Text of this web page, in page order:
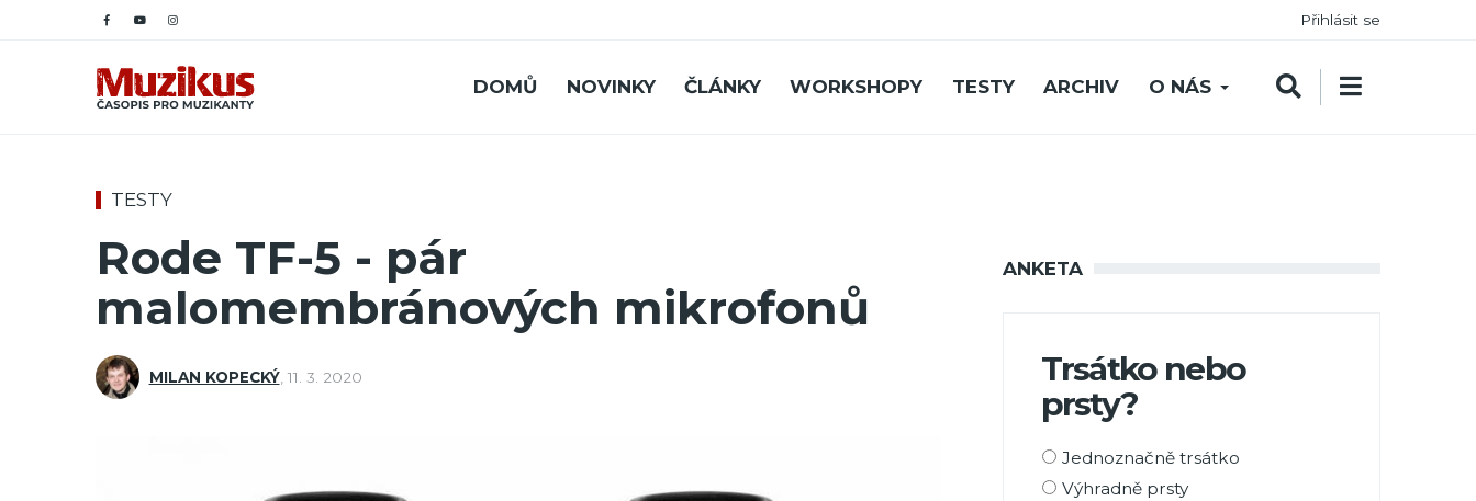
Přihlásit se
DOMŮ NOVINKY ČLÁNKY WORKSHOPY TESTY ARCHIV O NÁS
TESTY
Rode TF-5 - pár
malomembránových mikrofonů
MILAN KOPECKÝ, 11. 3. 2020
ANKETA
Trsátko nebo
prsty?
Možnosti
výběru
Jednoznačně trsátko
Výhradně prsty